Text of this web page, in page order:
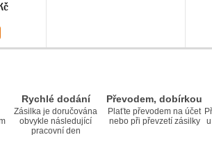
Rychlé dodání
Zásilka je doručována
obvykle následující
pracovní den
Převodem, dobírkou
Plaťte převodem na účet
nebo při převzetí zásilky